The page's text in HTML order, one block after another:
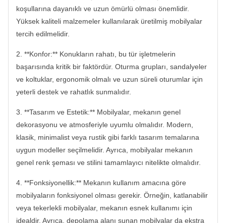
koşullarına dayanıklı ve uzun ömürlü olması önemlidir.
Yüksek kaliteli malzemeler kullanılarak üretilmiş mobilyalar
tercih edilmelidir.
2. **Konfor:** Konukların rahatı, bu tür işletmelerin
başarısında kritik bir faktördür. Oturma grupları, sandalyeler
ve koltuklar, ergonomik olmalı ve uzun süreli oturumlar için
yeterli destek ve rahatlık sunmalıdır.
3. **Tasarım ve Estetik:** Mobilyalar, mekanın genel
dekorasyonu ve atmosferiyle uyumlu olmalıdır. Modern,
klasik, minimalist veya rustik gibi farklı tasarım temalarına
uygun modeller seçilmelidir. Ayrıca, mobilyalar mekanın
genel renk şeması ve stilini tamamlayıcı nitelikte olmalıdır.
4. **Fonksiyonellik:** Mekanın kullanım amacına göre
mobilyaların fonksiyonel olması gerekir. Örneğin, katlanabilir
veya tekerlekli mobilyalar, mekanın esnek kullanımı için
idealdir. Ayrıca, depolama alanı sunan mobilyalar da ekstra